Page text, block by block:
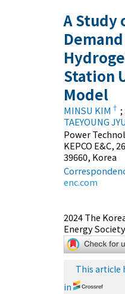
A Study
Station
Model
MINSU KIM † ;
TAEYOUNG
Power
KEPCO E&C,
39660, Korea
enc.com
2024 The
Energy
This article
in